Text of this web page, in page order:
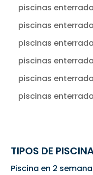
piscinas
piscinas
piscinas
piscinas
piscinas
piscinas
TIPOS DE
Piscina en 2